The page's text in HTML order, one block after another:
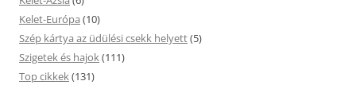
Kelet-Európa (10)
Szép kártya az üdülési csekk helyett(5)
Szigetek és hajok(111)
Top cikkek(131)